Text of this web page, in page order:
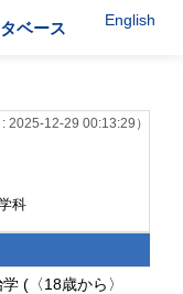
ベース English
: 2025-12-29 00:13:29）
科
(〈18歳から〉